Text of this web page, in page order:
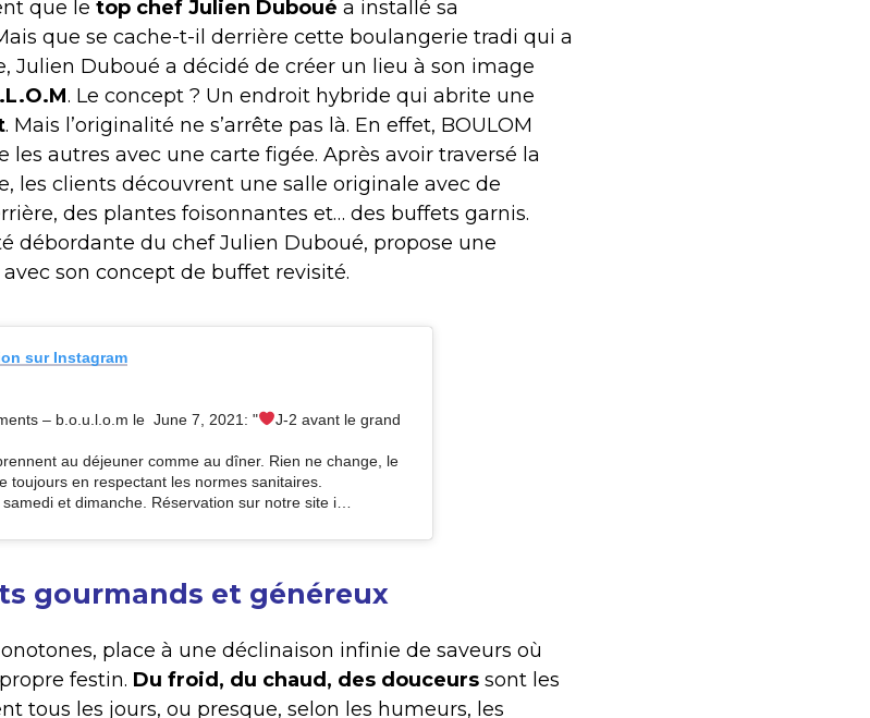
que le top chef Julien Duboué a installé sa
que se cache-t-il derrière cette boulangerie tradi qui a
Julien Duboué a décidé de créer un lieu à son image
. Le concept ? Un endroit hybride qui abrite une
. Mais l’originalité ne s’arrête pas là. En effet, BOULOM
les autres avec une carte figée. Après avoir traversé la
les clients découvrent une salle originale avec de
des plantes foisonnantes et… des buffets garnis.
débordante du chef Julien Duboué, propose une
son concept de buffet revisité.
sur Instagram
– b.o.u.l.o.m le June 7, 2021: "
J-2 avant le grand
au déjeuner comme au dîner. Rien ne change, le
toujours en respectant les normes sanitaires.
et dimanche. Réservation sur notre site i…
gourmands et généreux
place à une déclinaison infinie de saveurs où
festin. Du froid, du chaud, des douceurs sont les
tous les jours, ou presque, selon les humeurs, les